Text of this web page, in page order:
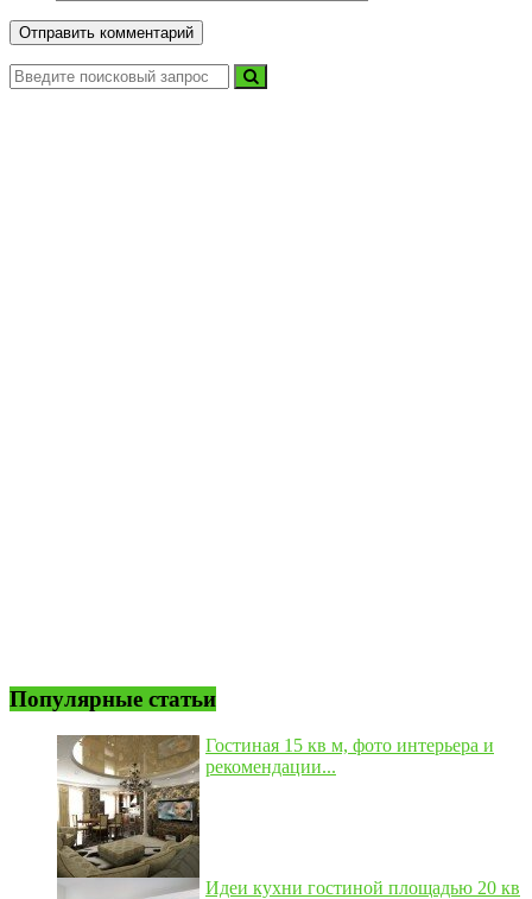
Популярные статьи
Гостиная 15 кв м, фото интерьера и
рекомендации...
Идеи кухни гостиной площадью 20 кв